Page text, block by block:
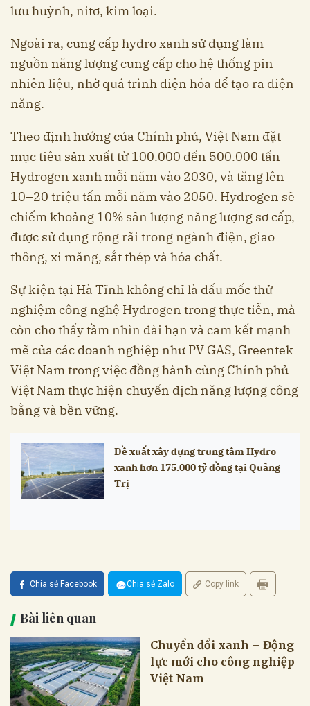
lưu huỳnh, nitơ, kim loại.
Ngoài ra, cung cấp hydro xanh sử dụng làm
nguồn năng lượng cung cấp cho hệ thống pin
nhiên liệu, nhờ quá trình điện hóa để tạo ra điện
năng.
Theo định hướng của Chính phủ, Việt Nam đặt
mục tiêu sản xuất từ 100.000 đến 500.000 tấn
Hydrogen xanh mỗi năm vào 2030, và tăng lên
10–20 triệu tấn mỗi năm vào 2050. Hydrogen sẽ
chiếm khoảng 10% sản lượng năng lượng sơ cấp,
được sử dụng rộng rãi trong ngành điện, giao
thông, xi măng, sắt thép và hóa chất.
Sự kiện tại Hà Tĩnh không chỉ là dấu mốc thử
nghiệm công nghệ Hydrogen trong thực tiễn, mà
còn cho thấy tầm nhìn dài hạn và cam kết mạnh
mẽ của các doanh nghiệp như PV GAS, Greentek
Việt Nam trong việc đồng hành cùng Chính phủ
Việt Nam thực hiện chuyển dịch năng lượng công
bằng và bền vững.
Đề xuất xây dựng trung tâm Hydro
xanh hơn 175.000 tỷ đồng tại Quảng
Trị
Chia sẻ Facebook Chia sẻ Zalo Copy link
Bài liên quan
Chuyển đổi xanh – Động
lực mới cho công nghiệp
Việt Nam